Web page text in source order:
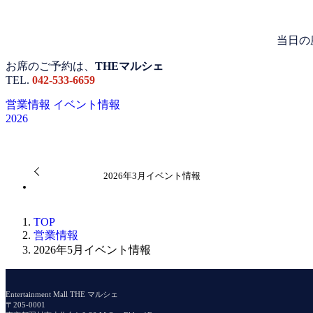
当日
お席のご予約は、 THEマルシェ
TEL. 042-533-6659
営業情報 イベント情報
2026
2026年3月イベント情報
TOP
営業情報
2026年5月イベント情報
Entertainment Mall THE マルシェ
〒205-0001